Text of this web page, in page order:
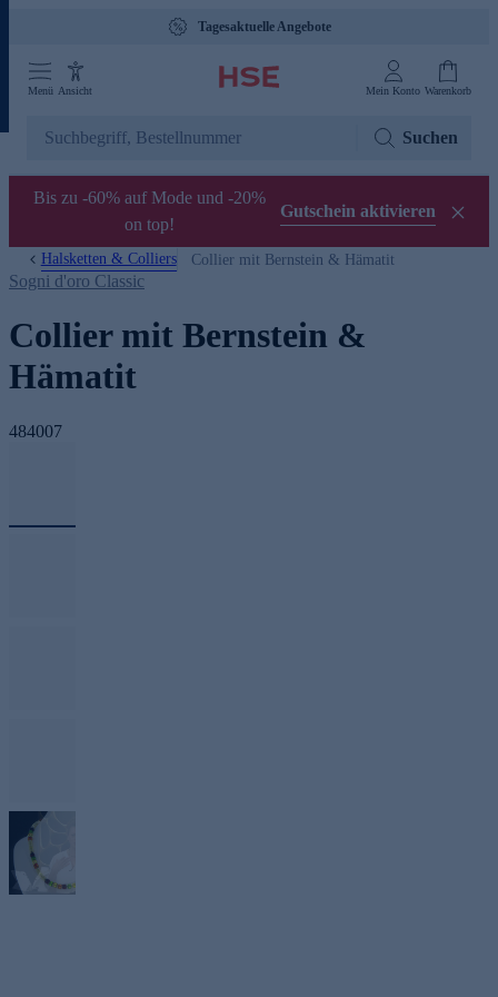
Tagesaktuelle Angebote
Menü Ansicht Mein Konto Warenkorb
Suchen
Bis zu -60% auf Mode und -20%
on top!
Gutschein aktivieren
Halsketten & Colliers Collier mit Bernstein & Hämatit
Sogni d'oro Classic
Collier mit Bernstein &
Hämatit
484007